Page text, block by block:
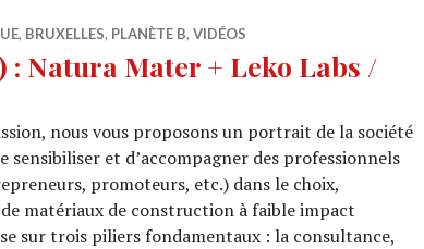
, BRUXELLES, PLANÈTE B, VIDÉOS
: Natura Mater + Leko Labs /
nous vous proposons un portrait de la société
et d’accompagner des professionnels
promoteurs, etc.) dans le choix,
matériaux de construction à faible impact
sur trois piliers fondamentaux : la consultance,